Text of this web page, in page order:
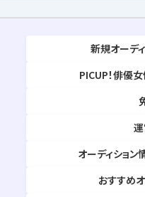
新規オーデ
PICUP！俳優
オーディション
おすすめ